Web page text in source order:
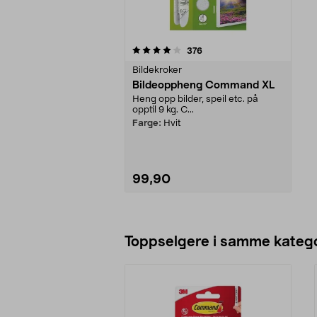
376anmeldelser
Bildekroker
Bildeoppheng Command XL
Heng opp bilder, speil etc. på
opptil 9 kg. C...
Farge: Hvit
99,90
Toppselgere i samme